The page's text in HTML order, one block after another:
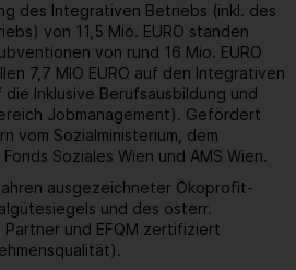
des Integrativen Betriebs (inkl. des
von 11,5 Mio. EURO standen
von rund 16 Mio. EURO
7,7 MIO EURO auf den Integrativen
Inklusive Berufsausbildung und
Jobmanagement). Gefördert
vom Sozialministerium, dem
Soziales Wien und AMS Wien.
ausgezeichneter Ökoprofit-
und des österr.
und EFQM zertifiziert